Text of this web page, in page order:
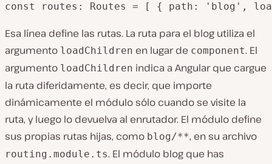
Esa línea define las rutas. La ruta para el blog utiliza el
argumento loadChildren en lugar de component. El
argumento loadChildren indica a Angular que cargue
la ruta diferidamente, es decir, que importe
dinámicamente el módulo sólo cuando se visite la
ruta, y luego lo devuelva al enrutador. El módulo define
sus propias rutas hijas, como blog/**, en su archivo
routing.module.ts. El módulo blog que has